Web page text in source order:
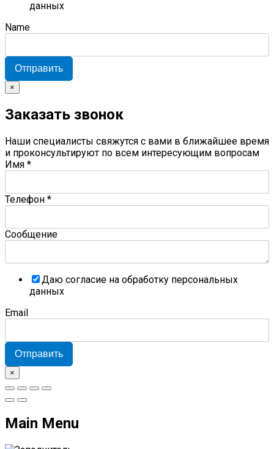
данных
Name
Отправить
×
Заказать звонок
Наши специалисты свяжутся с вами в ближайшее время
и проконсультируют по всем интересующим вопросам
Имя *
Телефон *
Сообщение
Даю согласие на обработку персональных
данных
Email
Отправить
×
Main Menu